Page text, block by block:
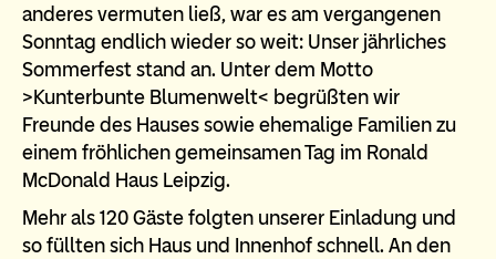
anderes vermuten ließ, war es am vergangenen
Sonntag endlich wieder so weit: Unser jährliches
Sommerfest stand an. Unter dem Motto
>Kunterbunte Blumenwelt< begrüßten wir
Freunde des Hauses sowie ehemalige Familien zu
einem fröhlichen gemeinsamen Tag im Ronald
McDonald Haus Leipzig.
Mehr als 120 Gäste folgten unserer Einladung und
so füllten sich Haus und Innenhof schnell. An den